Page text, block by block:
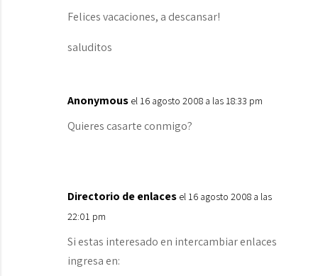
Felices vacaciones, a descansar!
saluditos
Anonymous el 16 agosto 2008 a las 18:33 pm
Quieres casarte conmigo?
Directorio de enlaces el 16 agosto 2008 a las
22:01 pm
Si estas interesado en intercambiar enlaces
ingresa en: